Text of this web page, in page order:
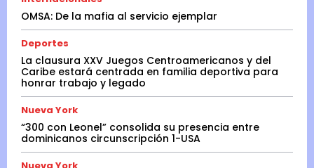
OMSA: De la mafia al servicio ejemplar
Deportes
La clausura XXV Juegos Centroamericanos y del
Caribe estará centrada en familia deportiva para
honrar trabajo y legado
Nueva York
“300 con Leonel” consolida su presencia entre
dominicanos circunscripción 1-USA